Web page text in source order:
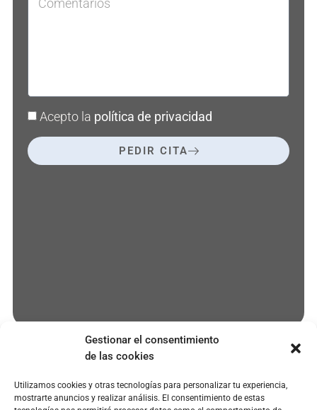
Gestionar el consentimiento
de las cookies
Utilizamos cookies y otras tecnologías para personalizar tu experiencia,
mostrarte anuncios y realizar análisis. El consentimiento de estas
Acepto la política de privacidad
PEDIR CITA
paciente@clinicaoroa.com
EMPRESA
Quienes
SERVICIOS
Microcarillas
POLÍTICAS
Aviso legal